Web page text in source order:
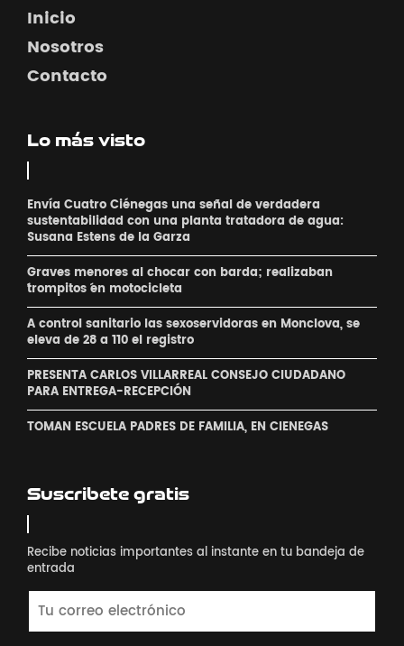
Inicio
Nosotros
Contacto
Lo más visto
Envía Cuatro Ciénegas una señal de verdadera
sustentabilidad con una planta tratadora de agua:
Susana Estens de la Garza
Graves menores al chocar con barda; realizaban
´trompitos ´en motocicleta
A control sanitario las sexoservidoras en Monclova, se
eleva de 28 a 110 el registro
PRESENTA CARLOS VILLARREAL CONSEJO CIUDADANO
PARA ENTREGA-RECEPCIÓN
TOMAN ESCUELA PADRES DE FAMILIA, EN CIENEGAS
Suscribete gratis
Recibe noticias importantes al instante en tu bandeja de
entrada